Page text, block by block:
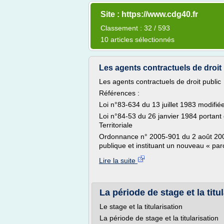
Site : https://www.cdg40.fr
Classement : 32 / 593
10 articles sélectionnés
Les agents contractuels de droit
Les agents contractuels de droit public
Références :
Loi n°83-634 du 13 juillet 1983
Loi n°84-53 du 26 janvier 1984
Territoriale
Ordonnance n° 2005-901 du 2 août
publique et instituant un nouveau «
Lire la suite
La période de stage et la
Le stage et la titularisation
La période de stage et la titularisation